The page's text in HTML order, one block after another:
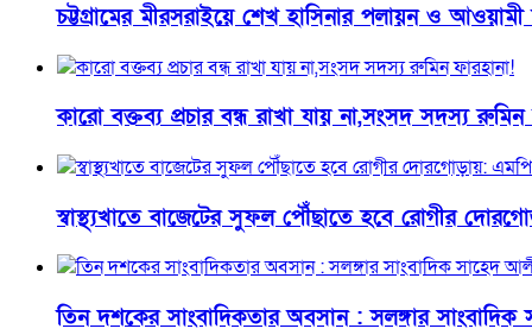
চট্টগ্রামের মীরসরাইয়ে শেখ হাসিনার পলায়ন ও
কারো বক্তব্য প্রচার বন্ধ রাখা যায় না,সংসদ সদস্য রুমিন
স্বাস্থ্যখাতে বাজেটের সুফল পৌঁছাতে হবে রোগীর
তিন দশকের সাংবাদিকতার অবসান : সলঙ্গার সাংবাদিক